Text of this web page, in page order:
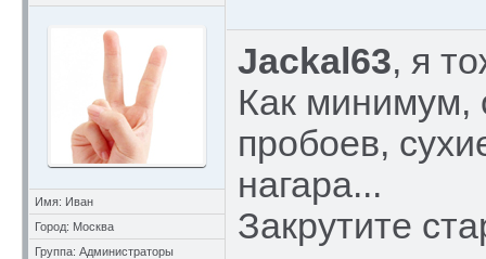
Имя: Иван
Город: Москва
Группа: Администраторы
Jackal63, я
Как минимум,
пробоев,
нагара...
Закрутите